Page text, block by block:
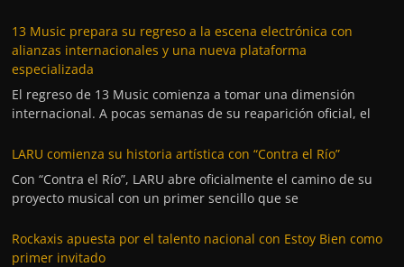
13 Music prepara su regreso a la escena electrónica con
alianzas internacionales y una nueva plataforma
especializada
El regreso de 13 Music comienza a tomar una dimensión
internacional. A pocas semanas de su reaparición oficial, el
LARU comienza su historia artística con “Contra el Río”
Con “Contra el Río”, LARU abre oficialmente el camino de su
proyecto musical con un primer sencillo que se
Rockaxis apuesta por el talento nacional con Estoy Bien como
primer invitado